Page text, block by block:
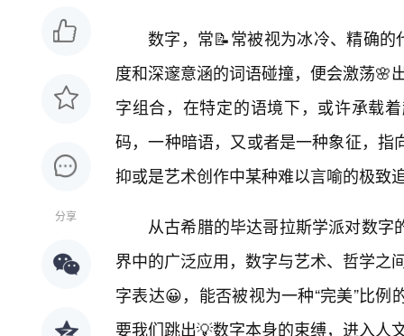
分享
数字，常📝常被视为冰冷、精确的
度和深邃意涵的词语碰撞，便会激荡🌸
字组合，在特定的语境下，或许承载
码，一种暗语，又或者是一种象征，
抑或是艺术创作中某种难以言喻的极致
从古希腊的毕达哥拉斯学派对数
界中的广泛应用，数字与艺术、哲学之
字表达😀，能否被视为一种“完美”比
要我们跳出💡数字本身的束缚，进入人